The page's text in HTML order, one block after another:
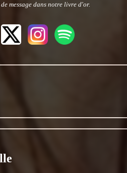
message dans notre livre d'or.